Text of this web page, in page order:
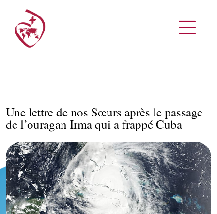
Une lettre de nos Sœurs après le passage
de l’ouragan Irma qui a frappé Cuba